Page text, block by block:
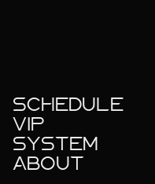
SCHEDULE
VIP
SYSTEM
ABOUT